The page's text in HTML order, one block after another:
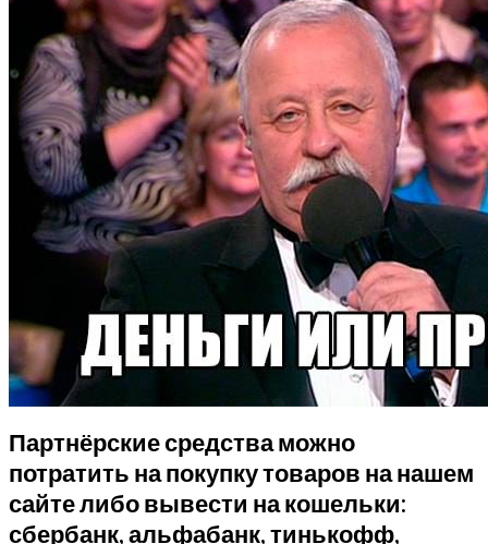
Партнёрские средства можно
потратить на покупку товаров на нашем
сайте либо вывести на кошельки:
сбербанк, альфабанк, тинькофф,